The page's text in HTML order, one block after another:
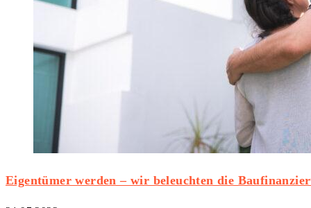
Eigentümer werden – wir beleuchten die